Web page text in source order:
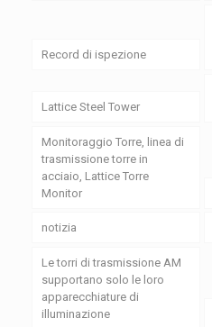
Record di ispezione
Lattice Steel Tower
Monitoraggio Torre, linea di
trasmissione torre in
acciaio, Lattice Torre
Monitor
notizia
Le torri di trasmissione AM
supportano solo le loro
apparecchiature di
illuminazione